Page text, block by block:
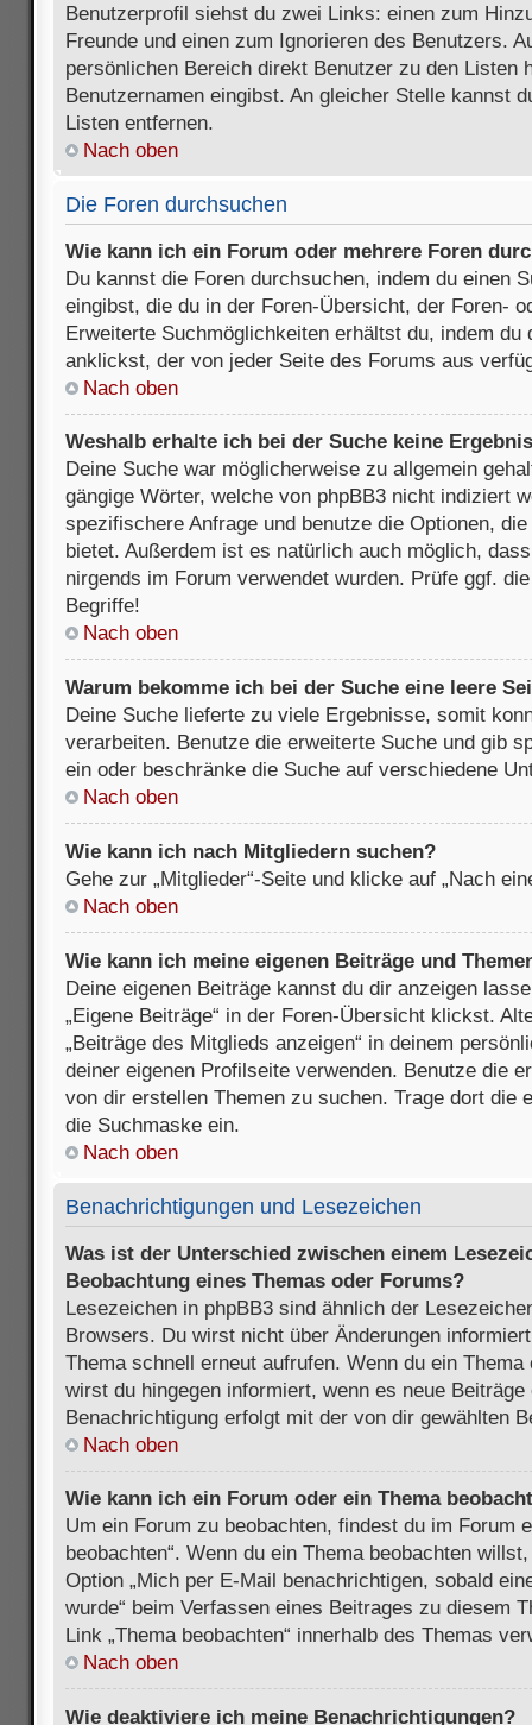
Benutzerprofil siehst du zwei Links: einen zum
Freunde und einen zum Ignorieren des Benutzers.
persönlichen Bereich direkt Benutzer zu den Listen
Benutzernamen eingibst. An gleicher Stelle kannst
Listen entfernen.
Nach oben
Die Foren durchsuchen
Wie kann ich ein Forum oder mehrere Foren
Du kannst die Foren durchsuchen, indem du einen
eingibst, die du in der Foren-Übersicht, der Foren-
Erweiterte Suchmöglichkeiten erhältst du, indem du
anklickst, der von jeder Seite des Forums aus
Nach oben
Weshalb erhalte ich bei der Suche keine
Deine Suche war möglicherweise zu allgemein
gängige Wörter, welche von phpBB3 nicht indiziert
spezifischere Anfrage und benutze die Optionen,
bietet. Außerdem ist es natürlich auch möglich,
nirgends im Forum verwendet wurden. Prüfe ggf.
Begriffe!
Nach oben
Warum bekomme ich bei der Suche eine leere
Deine Suche lieferte zu viele Ergebnisse, somit
verarbeiten. Benutze die erweiterte Suche und gib
ein oder beschränke die Suche auf verschiedene
Nach oben
Wie kann ich nach Mitgliedern suchen?
Gehe zur „Mitglieder“-Seite und klicke auf „Nach
Nach oben
Wie kann ich meine eigenen Beiträge und
Deine eigenen Beiträge kannst du dir anzeigen
„Eigene Beiträge“ in der Foren-Übersicht klickst.
„Beiträge des Mitglieds anzeigen“ in deinem
deiner eigenen Profilseite verwenden. Benutze die
von dir erstellen Themen zu suchen. Trage dort die
die Suchmaske ein.
Nach oben
Benachrichtigungen und Lesezeichen
Was ist der Unterschied zwischen einem
Beobachtung eines Themas oder Forums?
Lesezeichen in phpBB3 sind ähnlich der
Browsers. Du wirst nicht über Änderungen
Thema schnell erneut aufrufen. Wenn du ein
wirst du hingegen informiert, wenn es neue
Benachrichtigung erfolgt mit der von dir gewählten
Nach oben
Wie kann ich ein Forum oder ein Thema
Um ein Forum zu beobachten, findest du im Forum
beobachten“. Wenn du ein Thema beobachten
Option „Mich per E-Mail benachrichtigen, sobald
wurde“ beim Verfassen eines Beitrages zu diesem
Link „Thema beobachten“ innerhalb des Themas
Nach oben
Wie deaktiviere ich meine Benachrichtigungen?